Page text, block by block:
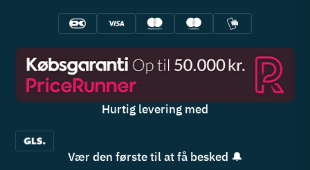
Hurtig levering med
Vær den første til at få besked 🔔